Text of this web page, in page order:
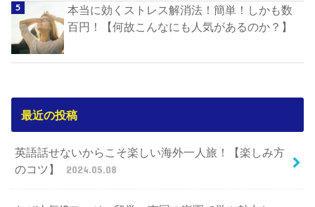
本当に効くストレス解消法！簡単！しかも数
百円！【何故こんなにも人気があるのか？】
最近の投稿
英語話せないからこそ楽しい海外一人旅！【楽しみ方
のコツ】
2024.05.08